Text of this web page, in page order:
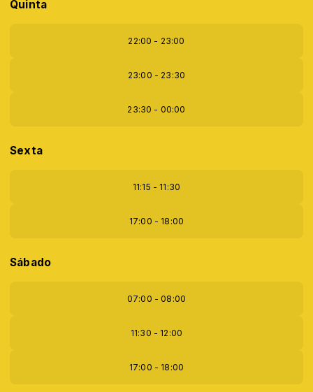
Quinta
22:00 - 23:00
23:00 - 23:30
23:30 - 00:00
Sexta
11:15 - 11:30
17:00 - 18:00
Sábado
07:00 - 08:00
11:30 - 12:00
17:00 - 18:00